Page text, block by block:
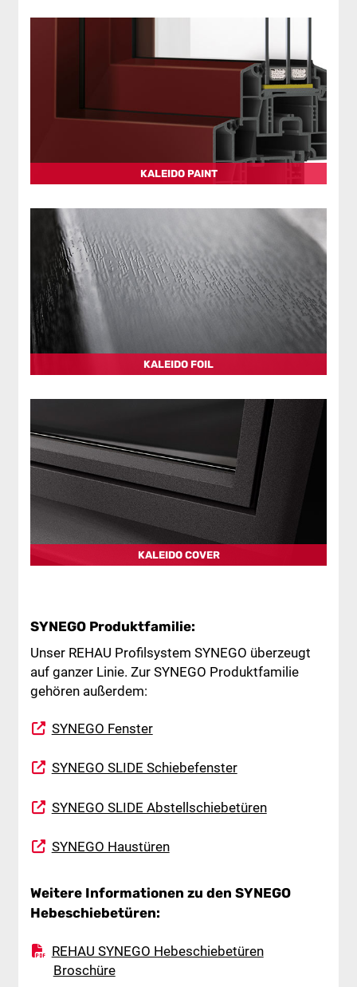
KALEIDO PAINT
KALEIDO FOIL
KALEIDO COVER
SYNEGO Produktfamilie:
Unser REHAU Profilsystem SYNEGO überzeugt
auf ganzer Linie. Zur SYNEGO Produktfamilie
gehören außerdem:
SYNEGO Fenster
SYNEGO SLIDE Schiebefenster
SYNEGO SLIDE Abstellschiebetüren
SYNEGO Haustüren
Weitere Informationen zu den SYNEGO
Hebeschiebetüren:
REHAU SYNEGO Hebeschiebetüren
Broschüre